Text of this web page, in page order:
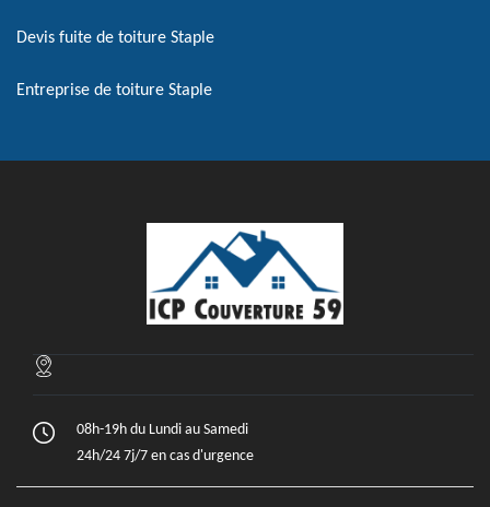
Devis fuite de toiture Staple
Entreprise de toiture Staple
08h-19h du Lundi au Samedi
24h/24 7j/7 en cas d'urgence